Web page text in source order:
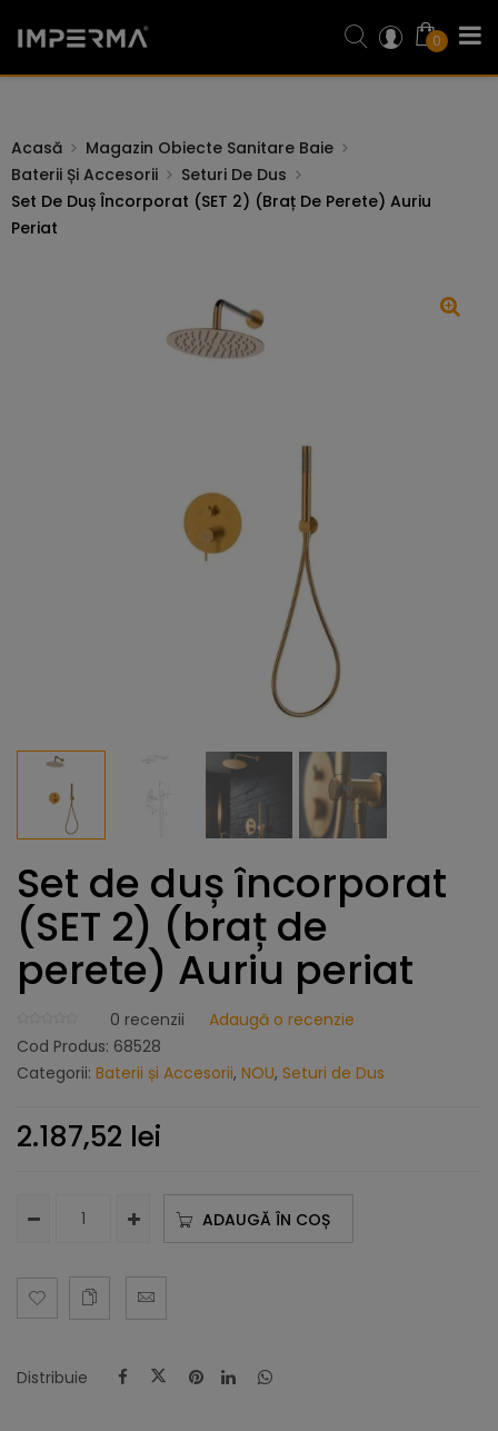
0
Acasă
Magazin Obiecte Sanitare Baie
Baterii Și Accesorii
Seturi De Dus
Set De Duș Încorporat (SET 2) (braț De Perete) Auriu
Periat
Set de duș încorporat
(SET 2) (braț de
perete) Auriu periat
0 recenzii
Adaugă o recenzie
Cod Produs: 68528
Categorii: Baterii și Accesorii, NOU, Seturi de Dus
2.187,52 lei
ADAUGĂ ÎN COȘ
Distribuie